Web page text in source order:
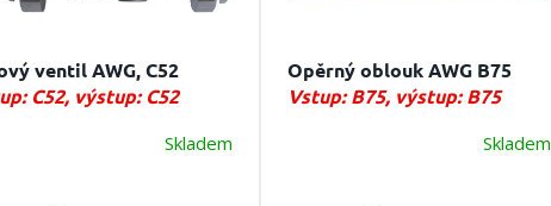
ventil AWG, C52
C52, výstup: C52
Skladem
Opěrný oblouk AWG B75
Vstup: B75, výstup: B75
Skladem